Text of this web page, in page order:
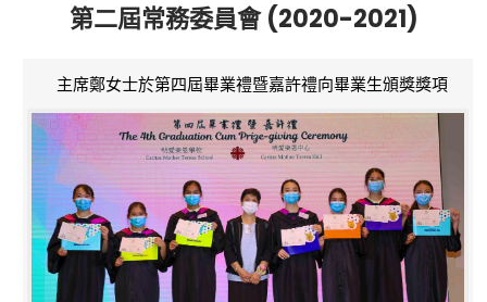
第二屆常務委員會 (2020-2021)
主席鄭女士於第四屆畢業禮暨嘉許禮向畢業生頒獎獎項